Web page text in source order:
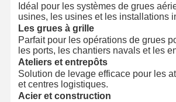
Aperçu Produits
Idéal pour les systèmes de grues
usines, les usines et les installations
Les grues à grille
Parfait pour les opérations de grues
les ports, les chantiers navals et les
Ateliers et entrepôts
Solution de levage efficace pour les
et centres logistiques.
Acier et construction